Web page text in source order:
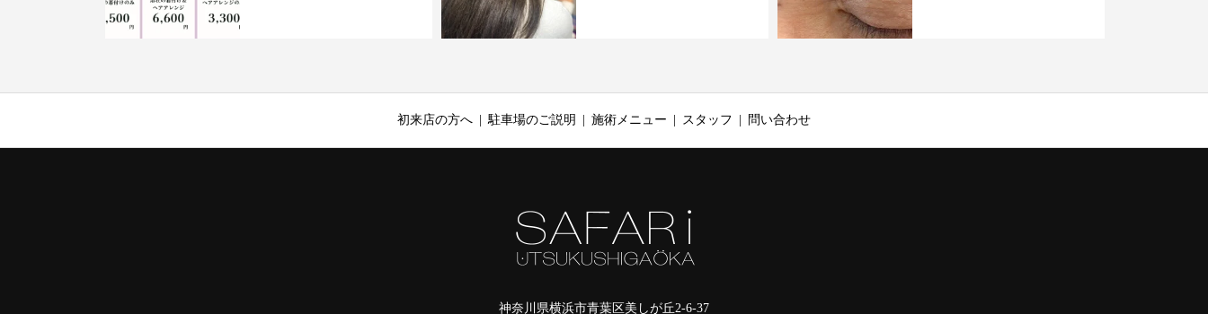
初来店の方へ 駐車場のご説明 施術メニュー スタッフ 問い合わせ
神奈川県横浜市青葉区美しが丘2-6-37